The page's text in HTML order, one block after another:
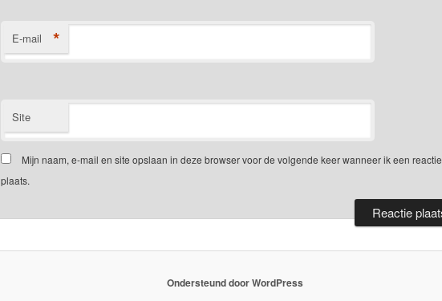
E-mail *
Site
Mijn naam, e-mail en site opslaan in deze browser voor de volgende keer wanneer ik een reactie
plaats.
Ondersteund door WordPress